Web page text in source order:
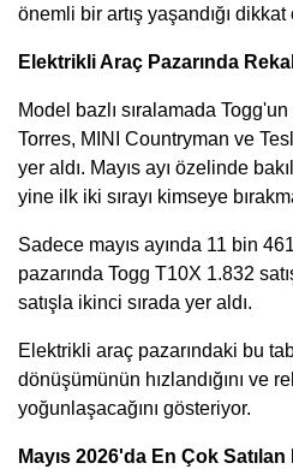
önemli bir artış yaşandığı dikkat
Elektrikli Araç Pazarında
Model bazlı sıralamada
Torres, MINI Countryman ve
yer aldı. Mayıs ayı özelinde
yine ilk iki sırayı kimseye
Sadece mayıs ayında 11 bin
pazarında Togg T10X 1.832
satışla ikinci sırada yer aldı.
Elektrikli araç pazarındaki bu
dönüşümünün hızlandığını ve
yoğunlaşacağını gösteriyor.
Mayıs 2026'da En Çok